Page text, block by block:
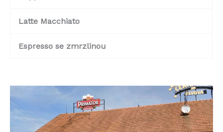
Latte Macchiato
Espresso se zmrzlinou